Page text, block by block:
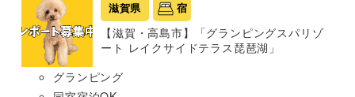
滋賀県 宿
【滋賀・高島市】「グランピングスパリゾ
ート レイクサイドテラス琵琶湖」
グランピング